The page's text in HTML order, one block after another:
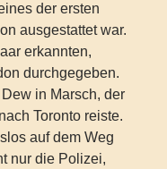
der ersten
ausgestattet war.
erkannten,
durchgegeben.
in Marsch, der
Toronto reiste.
auf dem Weg
nur die Polizei,